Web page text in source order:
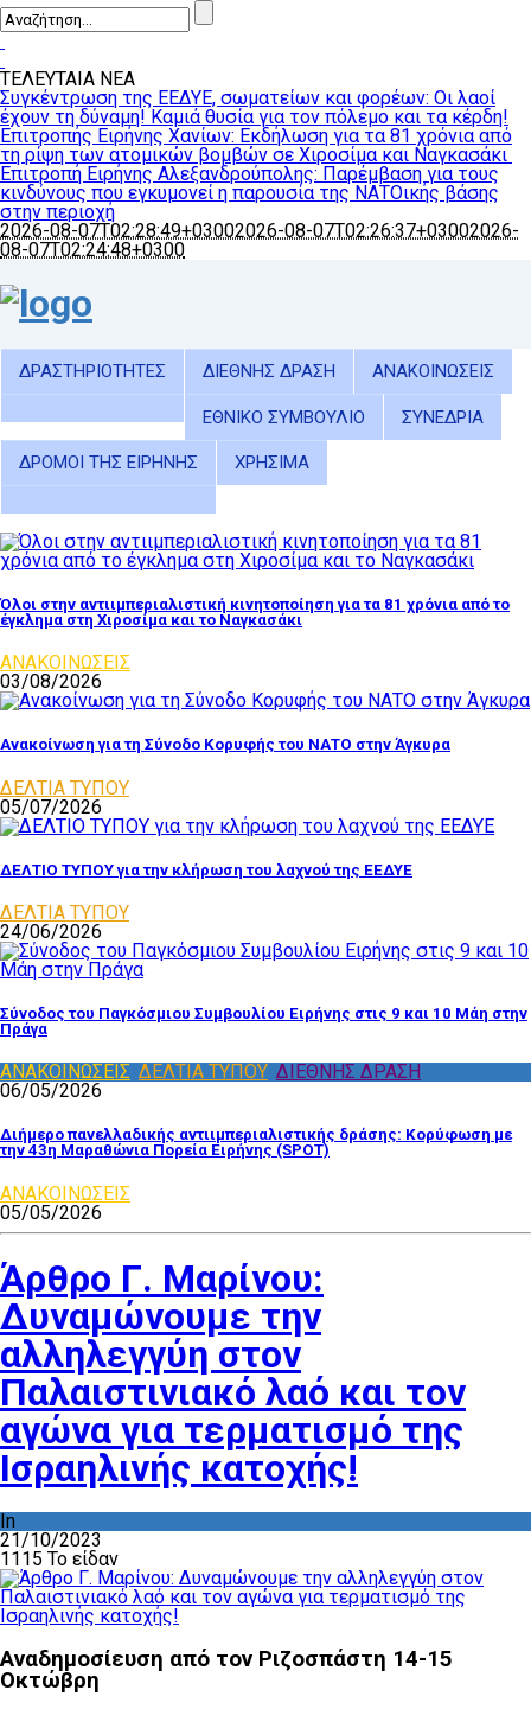
ΤΕΛΕΥΤΑΙΑ ΝΕΑ
Συγκέντρωση της ΕΕΔΥΕ, σωματείων και φορέων: Οι λαοί
έχουν τη δύναμη! Καμιά θυσία για τον πόλεμο και τα κέρδη!
Επιτροπής Ειρήνης Χανίων: Εκδήλωση για τα 81 χρόνια από
τη ρίψη των ατομικών βομβών σε Χιροσίμα και Ναγκασάκι
Επιτροπή Ειρήνης Αλεξανδρούπολης: Παρέμβαση για τους
κινδύνους που εγκυμονεί η παρουσία της ΝΑΤΟικής βάσης
στην περιοχή
2026-08-07T02:28:49+03002026-08-07T02:26:37+03002026-
08-07T02:24:48+0300
ΔΡΑΣΤΗΡΙΟΤΗΤΕΣ ΔΙΕΘΝΗΣ ΔΡΑΣΗ ΑΝΑΚΟΙΝΩΣΕΙΣ
ΕΘΝΙΚΟ ΣΥΜΒΟΥΛΙΟ ΣΥΝΕΔΡΙΑ
ΔΡΟΜΟΙ ΤΗΣ ΕΙΡΗΝΗΣ ΧΡΗΣΙΜΑ
Όλοι στην αντιιμπεριαλιστική κινητοποίηση για τα 81 χρόνια από το
έγκλημα στη Χιροσίμα και το Ναγκασάκι
ΑΝΑΚΟΙΝΩΣΕΙΣ
03/08/2026
Ανακοίνωση για τη Σύνοδο Κορυφής του ΝΑΤΟ στην Άγκυρα
ΔΕΛΤΙΑ ΤΥΠΟΥ
05/07/2026
ΔΕΛΤΙΟ ΤΥΠΟΥ για την κλήρωση του λαχνού της ΕΕΔΥΕ
ΔΕΛΤΙΑ ΤΥΠΟΥ
24/06/2026
Σύνοδος του Παγκόσμιου Συμβουλίου Ειρήνης στις 9 και 10 Μάη στην
Πράγα
ΑΝΑΚΟΙΝΩΣΕΙΣ ΔΕΛΤΙΑ ΤΥΠΟΥ ΔΙΕΘΝΗΣ ΔΡΑΣΗ
06/05/2026
Διήμερο πανελλαδικής αντιιμπεριαλιστικής δράσης: Κορύφωση με
την 43η Μαραθώνια Πορεία Ειρήνης (SPOT)
ΑΝΑΚΟΙΝΩΣΕΙΣ
05/05/2026
Άρθρο Γ. Μαρίνου:
Δυναμώνουμε την
αλληλεγγύη στον
Παλαιστινιακό λαό και τον
αγώνα για τερματισμό της
Ισραηλινής κατοχής!
In
21/10/2023
1115 Το είδαν
Αναδημοσίευση από τον Ριζοσπάστη 14-15
Οκτώβρη